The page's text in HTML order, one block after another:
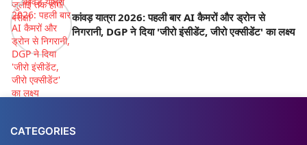
कांवड़ यात्रा 2026: पहली बार AI कैमरों और ड्रोन से
निगरानी, DGP ने दिया 'जीरो इंसीडेंट, जीरो एक्सीडेंट' का लक्ष्य
CATEGORIES